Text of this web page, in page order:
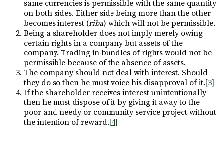
same currencies is permissible with the same quantity
on both sides. Either side being more than the other
becomes interest (riba) which will not be permissible.
Being a shareholder does not imply merely owing
certain rights in a company but assets of the
company. Trading in bundles of rights would not be
permissible because of the absence of assets.
The company should not deal with interest. Should
they do so then he must voice his disapproval of it.[3]
If the shareholder receives interest unintentionally
then he must dispose of it by giving it away to the
poor and needy or community service project without
the intention of reward.[4]